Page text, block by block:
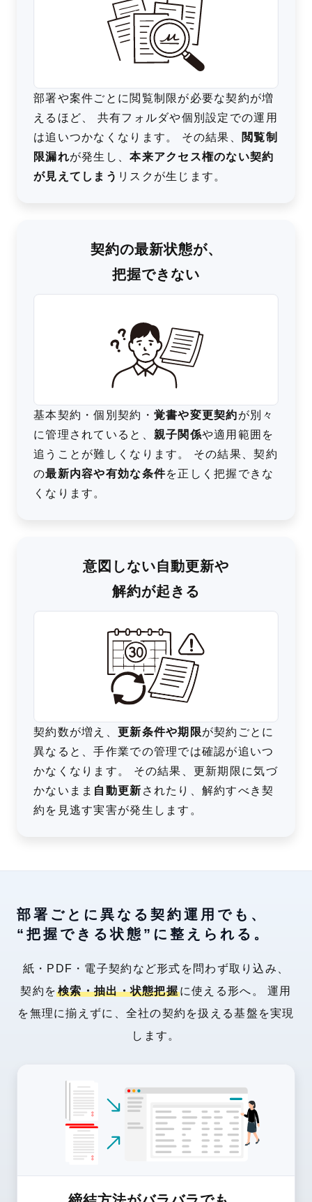
部署や案件ごとに閲覧制限が必要な契約が増
えるほど、 共有フォルダや個別設定での運用
は追いつかなくなります。 その結果、
閲覧制
限漏れが発生し、本来アクセス権のない契約
が見えてしまう リスクが生じます。
契約の最新状態が、
把握できない
基本契約・個別契約・ 覚書や変更契約が別々
に管理されていると、 親子関係や適用範囲を
追うことが難しくなります。 その結果、契約
の最新内容や有効な条件を正しく把握できな
くなります。
意図しない自動更新や
解約が起きる
契約数が増え、 更新条件や期限が契約ごとに
異なると、手作業での管理では確認が追いつ
かなくなります。 その結果、更新期限に気づ
かないまま 自動更新 されたり、解約すべき契
約を見逃す実害が発生します。
部署ごとに異なる契約運用でも、
“把握できる状態”に整えられる。
紙・PDF・電子契約など形式を問わず取り込み、
契約を検索・抽出・状態把握に使える形へ。
運用
を無理に揃えずに、全社の契約を扱える基盤を実現
します。